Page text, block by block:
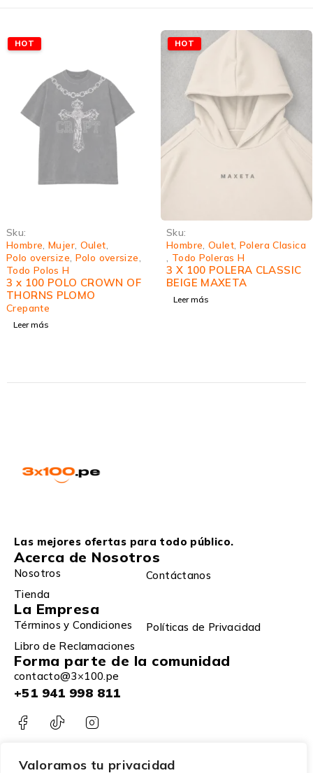
Valoramos tu privacidad
HOT
Sku:
Hombre Mujer, Oulet
Polo oversize Polo oversize
Todo Polos H
3 x 100 POLO CROWN OF
THORNS PLOMO
Crepante
Leer más
HOT
Sku:
Hombre Oulet, Polera Clasica
Todo Poleras H
3 X 100 POLERA CLASSIC
BEIGE MAXETA
Leer más
Las mejores ofertas para todo público.
Acerca de Nosotros
Nosotros
Contáctanos
Tienda
La Empresa
Términos y Condiciones
Políticas de Privacidad
Libro de Reclamaciones
Forma parte de la comunidad
contacto@3×100.pe
+51 941 998 811